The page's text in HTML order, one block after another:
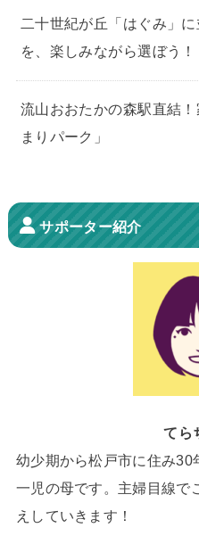
二十世紀が丘「はぐみ」
を、楽しみながら選ぼう！
流山おおたかの森駅直結
まりパーク」
サポーター紹介
てら
幼少期から松戸市に住み30
一児の母です。主婦目線で
えしていきます！